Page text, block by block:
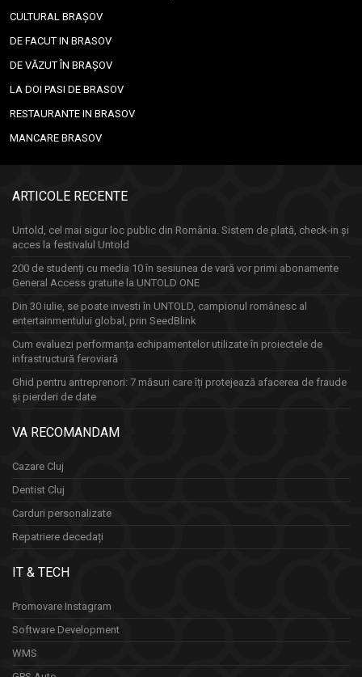
CULTURAL BRAȘOV
DE FACUT IN BRASOV
DE VĂZUT ÎN BRAȘOV
LA DOI PASI DE BRASOV
RESTAURANTE IN BRASOV
MANCARE BRASOV
ARTICOLE RECENTE
Untold, cel mai sigur loc public din România. Sistem de plată, check-in și
acces la festivalul Untold
200 de studenți cu media 10 în sesiunea de vară vor primi abonamente
General Access gratuite la UNTOLD ONE
Din 30 iulie, se poate investi în UNTOLD, campionul românesc al
entertainmentului global, prin SeedBlink
Cum evaluezi performanța echipamentelor utilizate în proiectele de
infrastructură feroviară
Ghid pentru antreprenori: 7 măsuri care îți protejează afacerea de fraude
și pierderi de date
VA RECOMANDAM
Cazare Cluj
Dentist Cluj
Carduri personalizate
Repatriere decedați
IT & TECH
Promovare Instagram
Software Development
WMS